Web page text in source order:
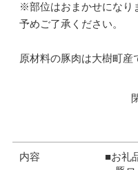
※部位はおまかせになり
予めご了承ください。
原材料の豚肉は大樹町産
内容
■お礼